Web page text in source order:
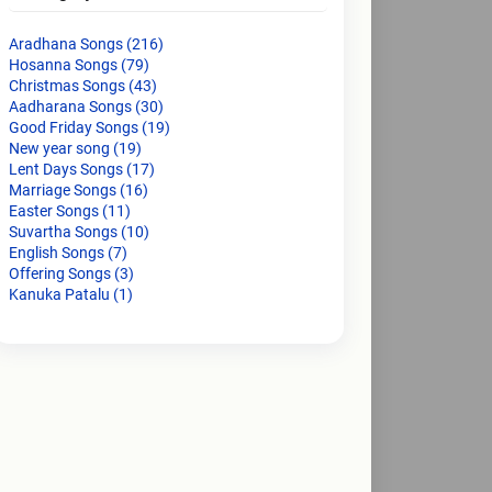
Aradhana Songs (216)
Hosanna Songs (79)
Christmas Songs (43)
Aadharana Songs (30)
Good Friday Songs (19)
New year song (19)
Lent Days Songs (17)
Marriage Songs (16)
Easter Songs (11)
Suvartha Songs (10)
English Songs (7)
Offering Songs (3)
Kanuka Patalu (1)